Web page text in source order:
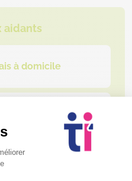
aidants
à domicile